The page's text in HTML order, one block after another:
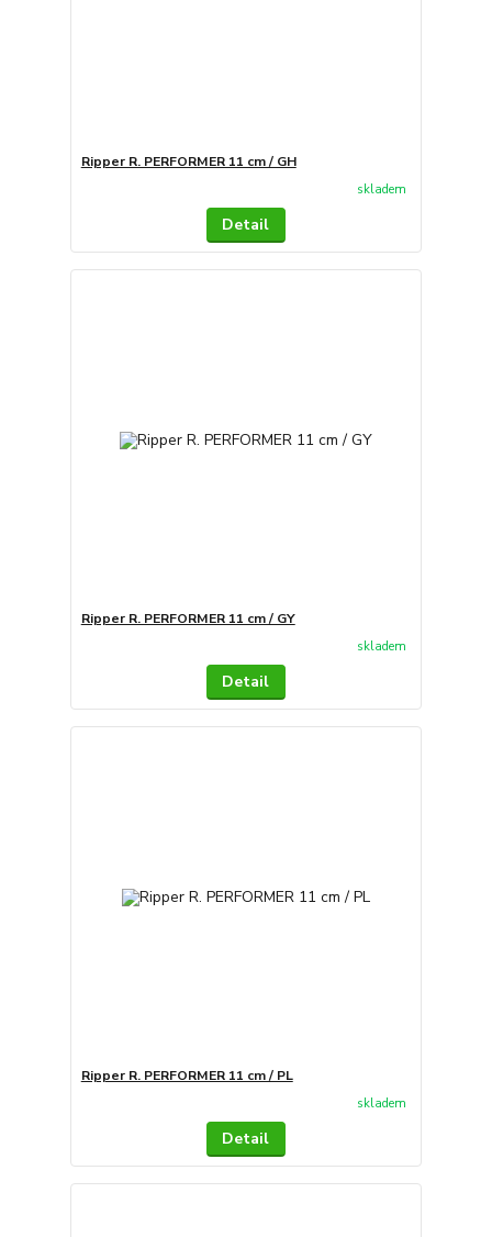
Ripper R. PERFORMER 11 cm / GH
skladem
Detail
Ripper R. PERFORMER 11 cm / GY
skladem
Detail
Ripper R. PERFORMER 11 cm / PL
skladem
Detail